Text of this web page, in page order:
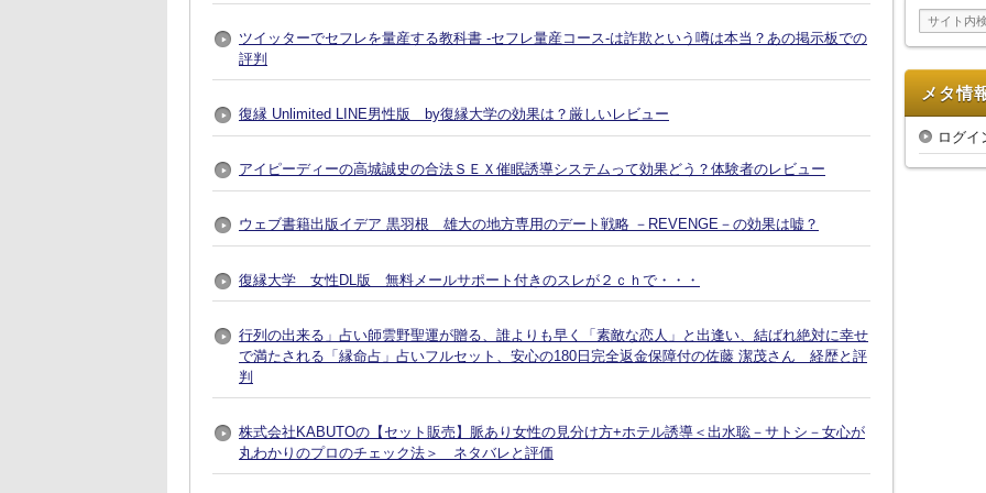
ツイッターでセフレを量産する教科書 -セフレ量産コース-は詐欺という噂は本当？あの掲示板での
評判
復縁 Unlimited LINE男性版 by復縁大学の効果は？厳しいレビュー
アイピーディーの高城誠史の合法ＳＥＸ催眠誘導システムって効果どう？体験者のレビュー
ウェブ書籍出版イデア 黒羽根 雄大の地方専用のデート戦略 －REVENGE－の効果は嘘？
復縁大学 女性DL版 無料メールサポート付きのスレが２ｃｈで・・・
行列の出来る」占い師雲野聖運が贈る、誰よりも早く「素敵な恋人」と出逢い、結ばれ絶対に幸せ
で満たされる「縁命占」占いフルセット、安心の180日完全返金保障付の佐藤 潔茂さん 経歴と評
判
株式会社KABUTOの【セット販売】脈あり女性の見分け方+ホテル誘導＜出水聡－サトシ－女心が
丸わかりのプロのチェック法＞ ネタバレと評価
イ
ブ
メタ情
ログイ